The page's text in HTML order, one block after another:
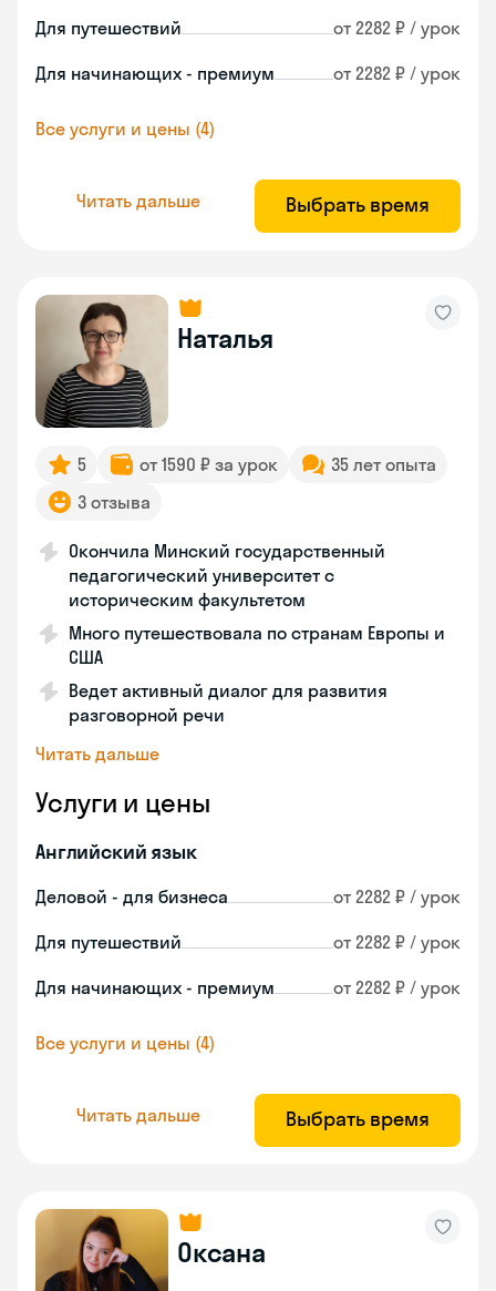
Для путешествий от 2282 ₽ / урок
Для начинающих - премиум от 2282 ₽ / урок
Все услуги и цены (4)
Читать дальше Выбрать время
Наталья
5 от 1590 ₽ за урок
35 лет опыта
3 отзыва
Окончила Минский государственный
педагогический университет с
историческим факультетом
Много путешествовала по странам Европы и
США
Ведет активный диалог для развития
разговорной речи
Читать дальше
Услуги и цены
Английский язык
Деловой - для бизнеса от 2282 ₽ / урок
Для путешествий от 2282 ₽ / урок
Для начинающих - премиум от 2282 ₽ / урок
Все услуги и цены (4)
Читать дальше Выбрать время
Оксана